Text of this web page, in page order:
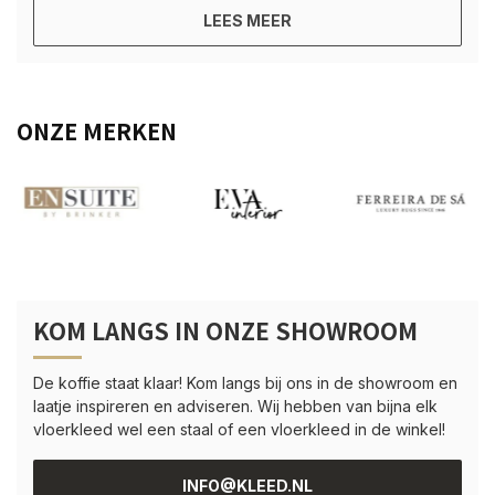
LEES MEER
ONZE MERKEN
KOM LANGS IN ONZE SHOWROOM
De koffie staat klaar! Kom langs bij ons in de showroom en
laatje inspireren en adviseren. Wij hebben van bijna elk
vloerkleed wel een staal of een vloerkleed in de winkel!
INFO@KLEED.NL